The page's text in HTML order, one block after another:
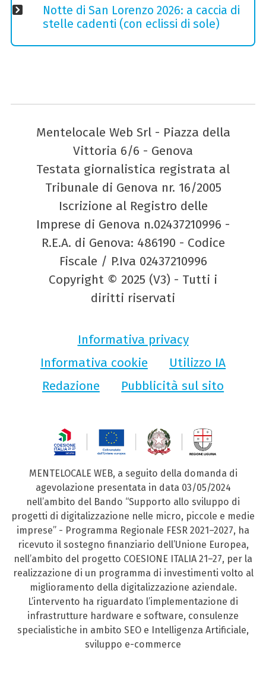
Notte di San Lorenzo 2026: a caccia di
stelle cadenti (con eclissi di sole)
Mentelocale Web Srl - Piazza della
Vittoria 6/6 - Genova
Testata giornalistica registrata al
Tribunale di Genova nr. 16/2005
Iscrizione al Registro delle
Imprese di Genova n.02437210996 -
R.E.A. di Genova: 486190 - Codice
Fiscale / P.Iva 02437210996
Copyright © 2025 (V3) - Tutti i
diritti riservati
Informativa privacy
Informativa cookie
Utilizzo IA
Redazione
Pubblicità sul sito
MENTELOCALE WEB, a seguito della domanda di
agevolazione presentata in data 03/05/2024
nell’ambito del Bando “Supporto allo sviluppo di
progetti di digitalizzazione nelle micro, piccole e medie
imprese” - Programma Regionale FESR 2021–2027, ha
ricevuto il sostegno finanziario dell’Unione Europea,
nell’ambito del progetto COESIONE ITALIA 21–27, per la
realizzazione di un programma di investimenti volto al
miglioramento della digitalizzazione aziendale.
L’intervento ha riguardato l’implementazione di
infrastrutture hardware e software, consulenze
specialistiche in ambito SEO e Intelligenza Artificiale,
sviluppo e-commerce